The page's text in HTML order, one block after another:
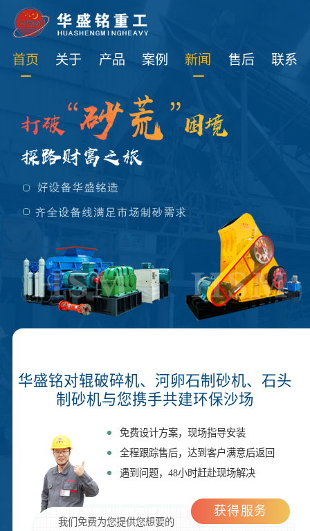
首页 关于 产品 案例 新闻 售后 联系
华盛铭对辊破碎机、河卵石制砂机、石头
制砂机与您携手共建环保沙场
免费设计方案，现场指导安装
全程跟踪售后，达到客户满意后返回
遇到问题，48小时赶赴现场解决
我们免费为您提供您想要的
获得服务